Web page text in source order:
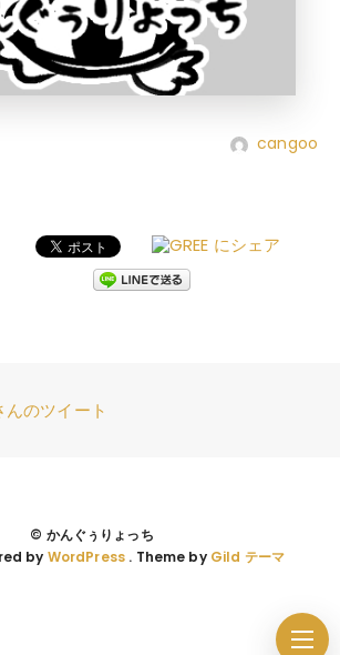
cangoo
のツイート
© かんぐぅりょっち
by WordPress . Theme by Gild テーマ